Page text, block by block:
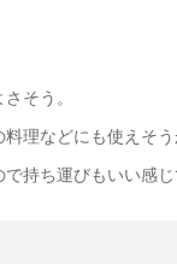
そう。
理などにも使えそう
持ち運びもいい感じ